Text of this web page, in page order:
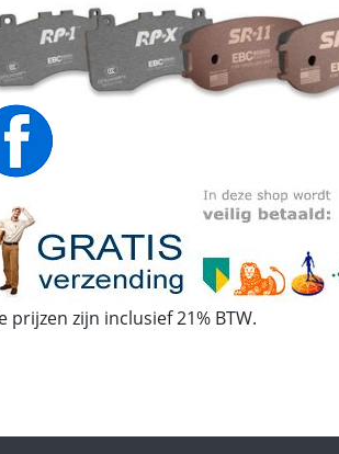
prijzen zijn inclusief 21% BTW.